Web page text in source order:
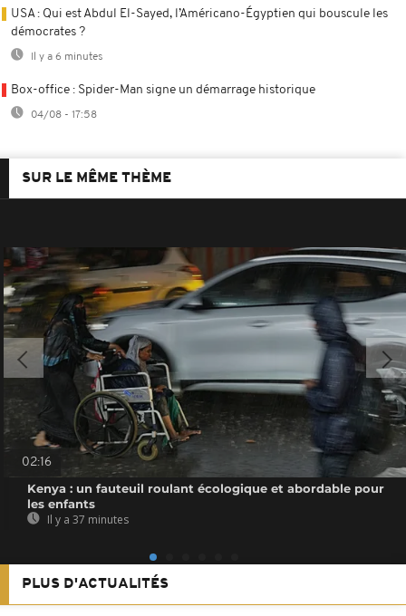
USA : Qui est Abdul El-Sayed, l’Américano-Égyptien qui bouscule les
démocrates ?
Il y a 6 minutes
Box-office : Spider-Man signe un démarrage historique
04/08 - 17:58
SUR LE MÊME THÈME
02:16
Kenya : un fauteuil roulant écologique et abordable pour
les enfants
Il y a 37 minutes
PLUS D'ACTUALITÉS